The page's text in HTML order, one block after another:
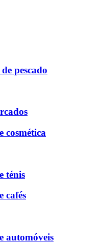
pescado
cosmética
ténis
cafés
automóveis